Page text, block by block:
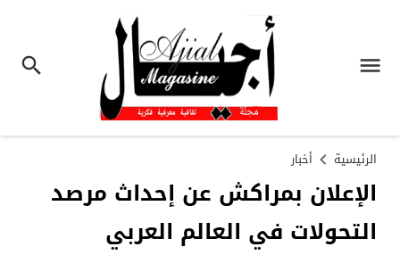
الرئيسية أخبار
الإعلان بمراكش عن إحداث مرصد
التحولات في العالم العربي